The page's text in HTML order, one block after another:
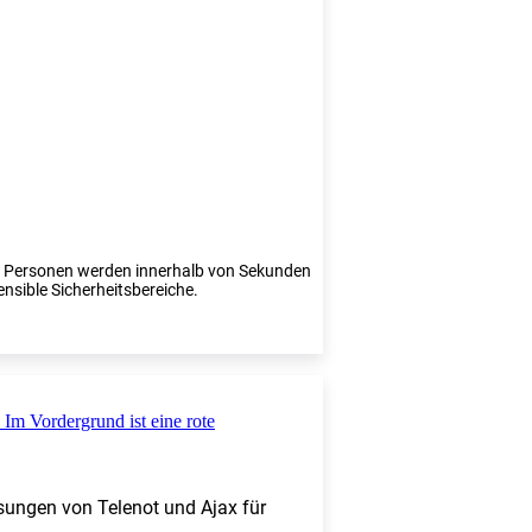
werden innerhalb von Sekunden
Sicherheitsbereiche.
von Telenot und Ajax für